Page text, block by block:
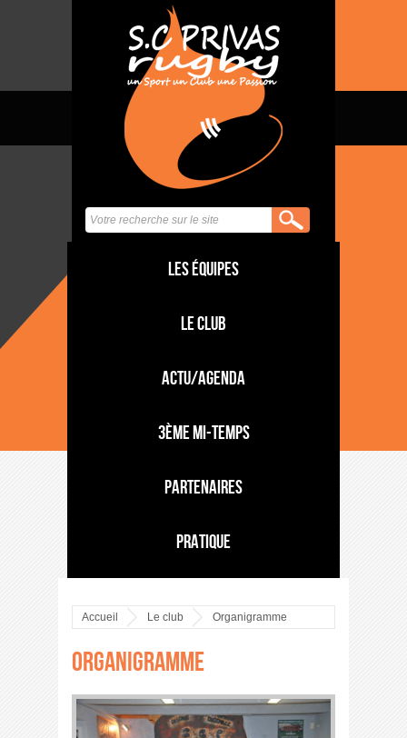
Les équipes
Le club
Actu/Agenda
3ème mi-temps
Partenaires
Pratique
Accueil Le club Organigramme
Organigramme